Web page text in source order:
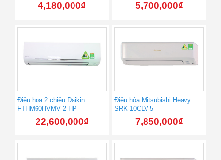
4,180,000₫ 5,700,000₫
Điều hòa 2 chiều Daikin
FTHM60HVMV 2 HP
22,600,000₫
Điều hòa Mitsubishi Heavy
SRK-10CLV-5
7,850,000₫